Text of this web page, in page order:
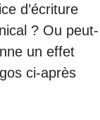
d’écriture
? Ou peut-
un effet
ci-après